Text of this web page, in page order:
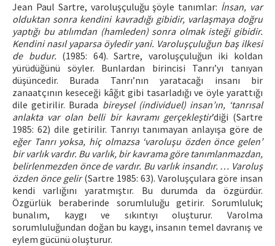
Jean Paul Sartre, varoluşçuluğu şöyle tanımlar: İnsan, var
olduktan sonra kendini kavradığı gibidir, varlaşmaya doğru
yaptığı bu atılımdan (hamleden) sonra olmak isteği gibidir.
Kendini nasıl yaparsa öyledir yani. Varoluşçuluğun baş ilkesi
de budur. (1985: 64). Sartre, varoluşçuluğun iki koldan
yürüdüğünü söyler. Bunlardan birincisi Tanrı’yı tanıyan
düşüncedir. Burada Tanrı’nın yaratacağı insanı bir
zanaatçının keseceği kâğıt gibi tasarladığı ve öyle yarattığı
dile getirilir. Burada bireysel (individuel) insan’ın, ‘tanrısal
anlakta var olan belli bir kavramı gerçekleştir’diği (Sartre
1985: 62) dile getirilir. Tanrıyı tanımayan anlayışa göre de
eğer Tanrı yoksa, hiç olmazsa ‘varoluşu özden önce gelen’
bir varlık vardır. Bu varlık, bir kavrama göre tanımlanmazdan,
belirlenmezden önce de vardır. Bu varlık insandır. … Varoluş
özden önce gelir(Sartre 1985: 63). Varoluşçulara göre insan
kendi varlığını yaratmıştır. Bu durumda da özgürdür.
Özgürlük beraberinde sorumluluğu getirir. Sorumluluk;
bunalım, kaygı ve sıkıntıyı oluşturur. Varolma
sorumluluğundan doğan bu kaygı, insanın temel davranış ve
eylem gücünü oluşturur.